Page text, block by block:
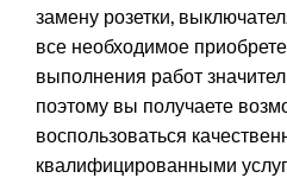
замену розетки,
все необходимое
выполнения работ
поэтому вы получаете
воспользоваться
квалифицированными